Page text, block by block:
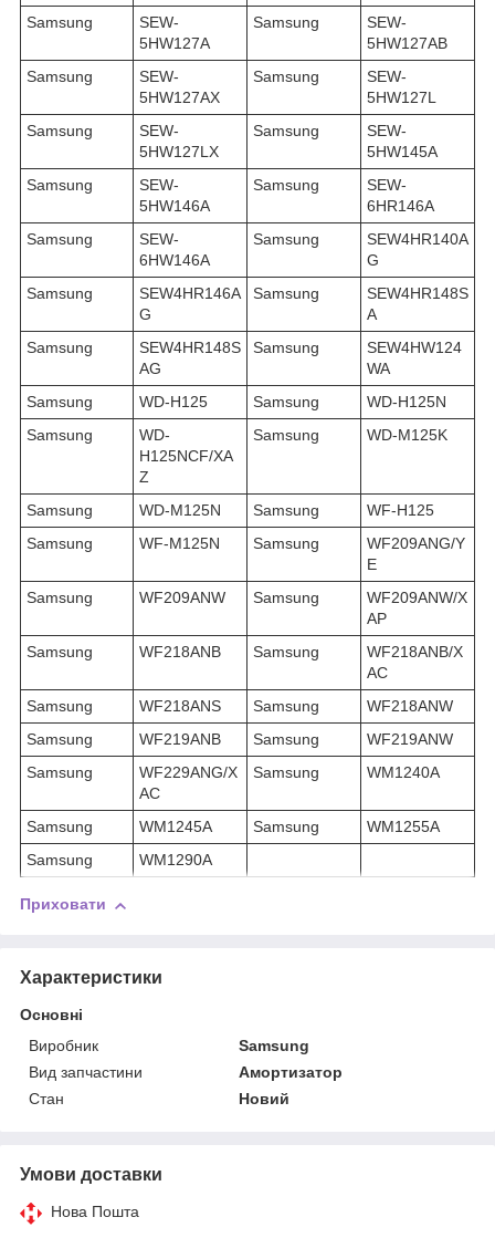
Samsung
SEW-
5HW127A
Samsung
SEW-
5HW127AB
Samsung
SEW-
5HW127AX
Samsung
SEW-
5HW127L
Samsung
SEW-
5HW127LX
Samsung
SEW-
5HW145A
Samsung
SEW-
5HW146A
Samsung
SEW-
6HR146A
Samsung
SEW-
6HW146A
Samsung
SEW4HR140A
G
Samsung
SEW4HR146A
G
Samsung
SEW4HR148S
A
Samsung
SEW4HR148S
AG
Samsung
SEW4HW124
WA
Samsung
WD-H125 Samsung
WD-H125N
Samsung
WD-
H125NCF/XA
Z
Samsung WD-M125K
Samsung WD-M125N Samsung
WF-H125
Samsung
WF-M125N Samsung
WF209ANG/Y
E
Samsung
WF209ANW Samsung
WF209ANW/X
AP
Samsung
WF218ANB Samsung
WF218ANB/X
AC
Samsung
WF218ANS Samsung
WF218ANW
Samsung
WF219ANB Samsung
WF219ANW
Samsung
WF229ANG/X
AC
Samsung WM1240A
Samsung WM1245A Samsung
WM1255A
Samsung
WM1290A
Приховати
Характеристики
Основні
Виробник
Samsung
Вид запчастини
Амортизатор
Стан
Новий
Умови доставки
Нова Пошта